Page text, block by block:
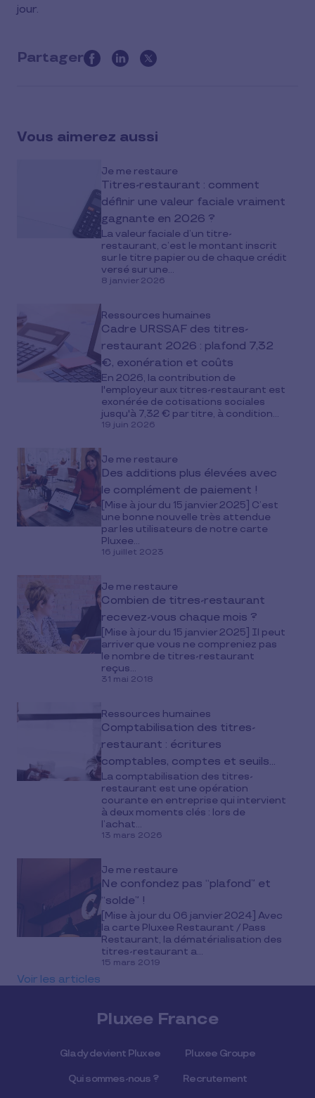
jour.
Partager
this
media
Vous aimerez aussi
Je me restaure
Titres-restaurant : comment
définir une valeur faciale vraiment
gagnante en 2026 ?
La valeur faciale d’un titre-
restaurant, c’est le montant inscrit
sur le titre papier ou de chaque crédit
versé sur une...
8 janvier 2026
Ressources humaines
Cadre URSSAF des titres-
restaurant 2026 : plafond 7,32
€, exonération et coûts
En 2026, la contribution de
l'employeur aux titres-restaurant est
exonérée de cotisations sociales
jusqu'à 7,32 € par titre, à condition...
19 juin 2026
Je me restaure
Des additions plus élevées avec
le complément de paiement !
[Mise à jour du 15 janvier 2025] C’est
une bonne nouvelle très attendue
par les utilisateurs de notre carte
Pluxee...
16 juillet 2023
Je me restaure
Combien de titres-restaurant
recevez-vous chaque mois ?
[Mise à jour du 15 janvier 2025] Il peut
arriver que vous ne compreniez pas
le nombre de titres-restaurant
reçus...
31 mai 2018
Ressources humaines
Comptabilisation des titres-
restaurant : écritures
comptables, comptes et seuils
2026
La comptabilisation des titres-
restaurant est une opération
courante en entreprise qui intervient
à deux moments clés : lors de
l’achat...
13 mars 2026
Je me restaure
Ne confondez pas “plafond” et
“solde” !
[Mise à jour du 06 janvier 2024] Avec
la carte Pluxee Restaurant / Pass
Restaurant, la dématérialisation des
titres-restaurant a...
15 mars 2019
Voir les articles
Pluxee France
Glady devient Pluxee Pluxee Groupe
Qui sommes-nous ? Recrutement